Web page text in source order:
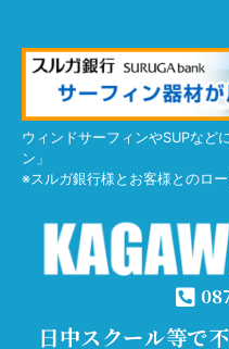
ウィンドサーフィンやSUPなど
ン」
※スルガ銀行様とお客様とのロー
日中スクール等で